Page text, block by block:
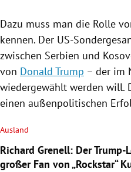
Dazu muss man die Rolle
kennen. Der US-
zwischen Serbien und
von Donald Trump – der im
wiedergewählt werden will.
einen außenpolitischen
Ausland
Richard Grenell: Der
großer Fan von „Rockstar“